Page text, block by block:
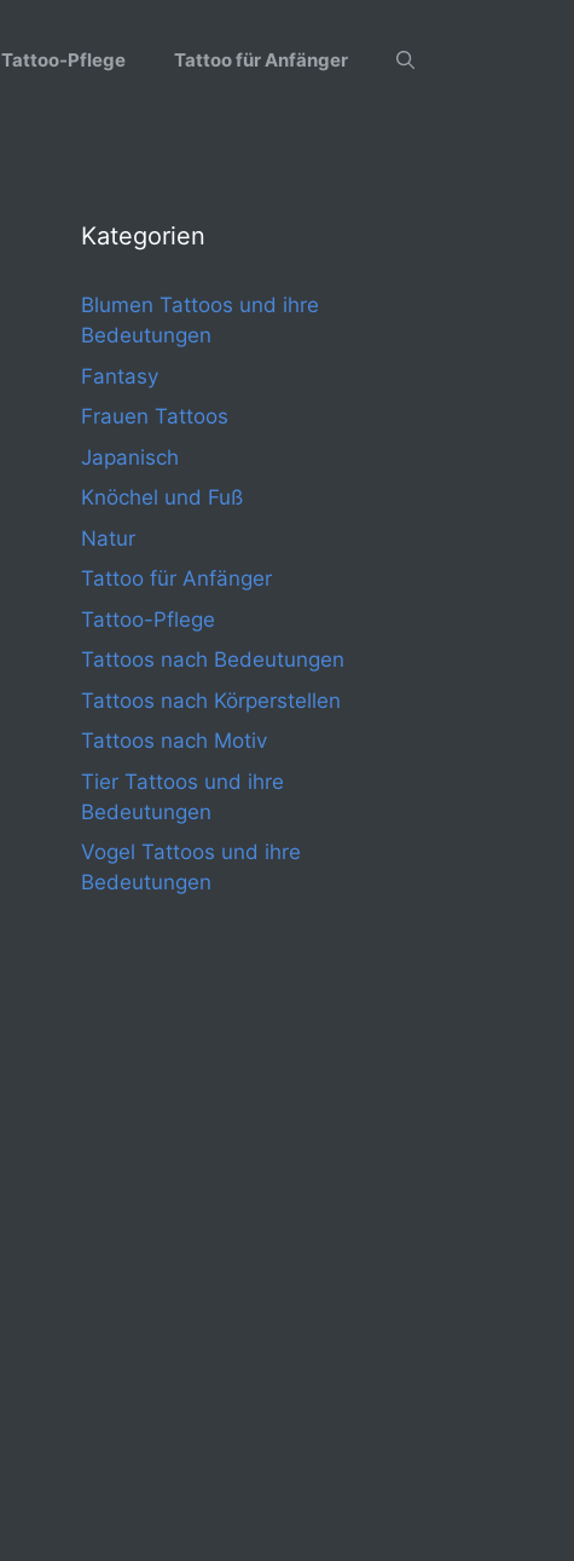
Tattoo-Pflege Tattoo für Anfänger
Kategorien
Blumen Tattoos und ihre
Bedeutungen
Fantasy
Frauen Tattoos
Japanisch
Knöchel und Fuß
Natur
Tattoo für Anfänger
Tattoo-Pflege
Tattoos nach Bedeutungen
Tattoos nach Körperstellen
Tattoos nach Motiv
Tier Tattoos und ihre
Bedeutungen
Vogel Tattoos und ihre
Bedeutungen